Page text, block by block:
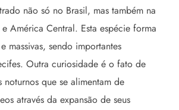
não só no Brasil, mas também na
América Central. Esta espécie forma
massivas, sendo importantes
Outra curiosidade é o fato de
noturnos que se alimentam de
através da expansão de seus